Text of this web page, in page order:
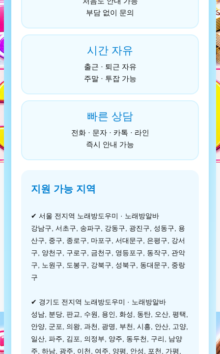
부담 없이 문의
시간 자유
출근 · 퇴근 자유
주말 · 투잡 가능
빠른 상담
전화 · 문자 · 카톡 · 라인
즉시 안내 가능
지원 가능 지역
✔ 서울 전지역 노래방도우미 · 노래방알바
강남구, 서초구, 송파구, 강동구, 광진구, 성동구, 용
산구, 중구, 종로구, 마포구, 서대문구, 은평구, 강서
구, 양천구, 구로구, 금천구, 영등포구, 동작구, 관악
구, 노원구, 도봉구, 강북구, 성북구, 동대문구, 중랑
구
✔ 경기도 전지역 노래방도우미 · 노래방알바
성남, 분당, 판교, 수원, 용인, 화성, 동탄, 오산, 평택,
안양, 군포, 의왕, 과천, 광명, 부천, 시흥, 안산, 고양,
일산, 파주, 김포, 의정부, 양주, 동두천, 구리, 남양
주, 하남, 광주, 이천, 여주, 양평, 안성, 포천, 가평,